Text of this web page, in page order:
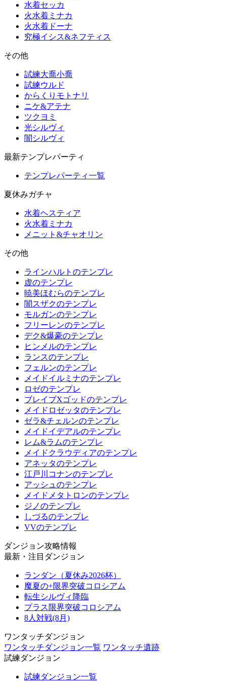
水着セッカ
火水着ミナカ
火水着ドーナ
究極イシス&ネフティス
その他
試練大喬小喬
試練ウルド
からくりモトナリ
ニケ&アテナ
ツクヨミ
光シルヴィ
闇シルヴィ
最新テンプレパーティ
テンプレパーティ一覧
夏休みガチャ
水着ヘスティア
火水着ミナカ
メニット&チャオリン
その他
ラインハルトのテンプレ
虚のテンプレ
暁美ほむらのテンプレ
闇スザクのテンプレ
モルガンのテンプレ
フリーレンのテンプレ
デク&爆豪のテンプレ
ヒンメルのテンプレ
ランスのテンプレ
フェルンのテンプレ
メイドイルミナのテンプレ
ロゼのテンプレ
ブレイブXゴッドのテンプレ
メイドロゼッタのテンプレ
ゼラ&チェルンのテンプレ
メイドイデアルのテンプレ
レム&ラムのテンプレ
メイドクラウディアのテンプレ
アネッタのテンプレ
江戸川コナンのテンプレ
アッシュのテンプレ
メイドメタトロンのテンプレ
ジノのテンプレ
しづるのテンプレ
VVのテンプレ
ダンジョン攻略情報
最新・注目ダンジョン
ランダン（夏休み2026杯）
魔夏の+限界突破コロシアム
転生シルヴィ降臨
プラス限界突破コロシアム
8人対戦(8月)
ワンタッチダンジョン
ワンタッチダンジョン一覧 ワンタッチ遺跡
試練ダンジョン
試練ダンジョン一覧